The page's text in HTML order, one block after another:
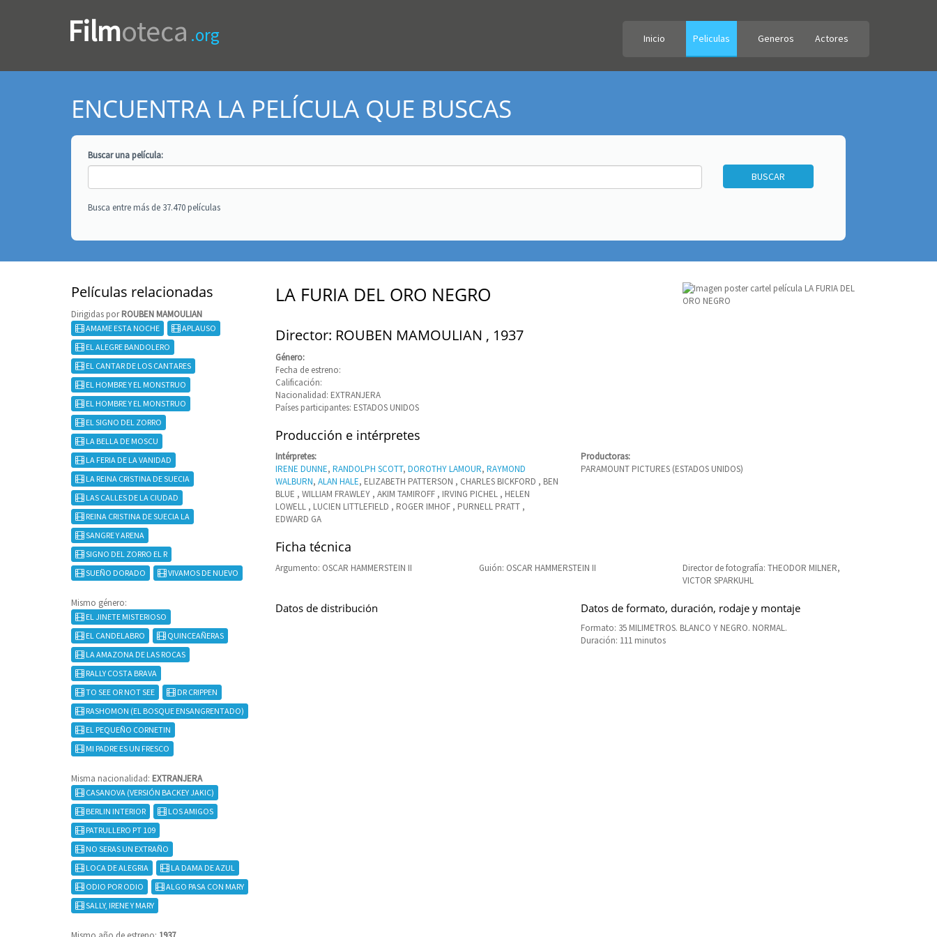
Filmoteca .org Inicio Peliculas Generos Actores
ENCUENTRA LA PELÍCULA QUE BUSCAS
Buscar unapelícula:
Busca entre más de 37.470 películas
Películas relacionadas
Dirigidas porROUBEN MAMOULIAN
AMAME ESTA NOCHE
APLAUSO
EL ALEGRE BANDOLERO
EL CANTAR DE LOS CANTARES
EL HOMBRE Y EL MONSTRUO
EL HOMBRE Y EL MONSTRUO
EL SIGNO DEL ZORRO
LA BELLA DE MOSCU
LA FERIA DE LA VANIDAD
LA REINA CRISTINA DE SUECIA
LAS CALLES DE LA CIUDAD
REINA CRISTINA DE SUECIA LA
SANGRE Y ARENA
SIGNO DEL ZORRO EL R
SUEÑO DORADO
VIVAMOS DE NUEVO
Mismo género:
EL JINETE MISTERIOSO
EL CANDELABRO
QUINCEAÑERAS
LA AMAZONA DE LAS ROCAS
RALLY COSTA BRAVA
TO SEE OR NOT SEE
DR CRIPPEN
RASHOMON (EL BOSQUE ENSANGRENTADO)
EL PEQUEÑO CORNETIN
MI PADRE ES UN FRESCO
Misma nacionalidad: EXTRANJERA
CASANOVA (VERSIÓN BACKEY JAKIC)
BERLIN INTERIOR
LOS AMIGOS
PATRULLERO PT 109
NO SERAS UN EXTRAÑO
LOCA DE ALEGRIA
LA DAMA DE AZUL
ODIO POR ODIO
ALGO PASA CON MARY
SALLY, IRENE Y MARY
LA FURIA DEL ORO NEGRO
Director: ROUBEN MAMOULIAN , 1937
Género:
Fecha de estreno:
Calificación:
Nacionalidad: EXTRANJERA
Países participantes: ESTADOS UNIDOS
Producción e intérpretes
Intérpretes:
IRENE DUNNE, RANDOLPH SCOTT, DOROTHY LAMOUR, RAYMOND
WALBURN, ALAN HALE, ELIZABETH PATTERSON , CHARLES BICKFORD , BEN
BLUE , WILLIAM FRAWLEY , AKIM TAMIROFF , IRVING PICHEL , HELEN
LOWELL , LUCIEN LITTLEFIELD , ROGER IMHOF , PURNELL PRATT ,
EDWARD GA
Productoras:
PARAMOUNT PICTURES (ESTADOS UNIDOS)
Ficha técnica
Argumento: OSCAR HAMMERSTEIN II Guión: OSCAR HAMMERSTEIN II
Director de fotografía: THEODOR MILNER,
VICTOR SPARKUHL
Datos de distribución Datos de formato, duración, rodaje y montaje
Formato: 35 MILIMETROS. BLANCO Y NEGRO. NORMAL.
Duración: 111 minutos